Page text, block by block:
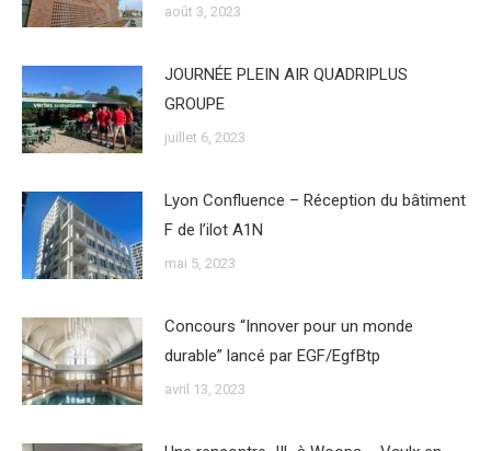
août 3, 2023
JOURNÉE PLEIN AIR QUADRIPLUS
GROUPE
juillet 6, 2023
Lyon Confluence – Réception du bâtiment
F de l’ilot A1N
mai 5, 2023
Concours “Innover pour un monde
durable” lancé par EGF/EgfBtp
avril 13, 2023